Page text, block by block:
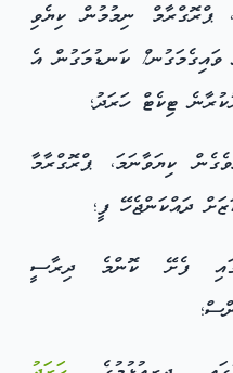
ޕްރޮގްރާމް ނިމުމުން ކިޔެވި
ކަނޑުމަގުން އެ
ޓިކެޓް ހަރަދު؛
ކިޔަވާނަމަ، ޕްރޮގްރާމާ
ދައްކަންޖެހޭ ފީ؛
ފެށޭ ކޮންމެ ދިރާސީ